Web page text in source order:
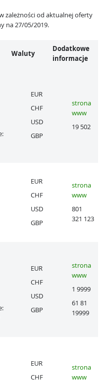
zależności od aktualnej oferty
na 27/05/2019.
Waluty
Dodatkowe
informacje
EUR
CHF
USD
GBP
strona
www
19 502
EUR
CHF
USD
GBP
strona
www
801
321 123
EUR
CHF
USD
GBP
strona
www
1 9999
61 81
19999
EUR
CHF
strona
www